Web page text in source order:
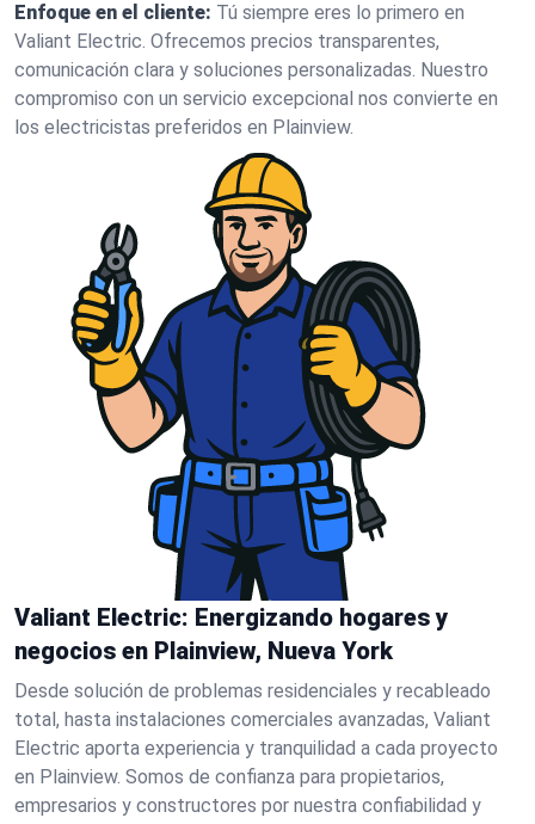
Enfoque en el cliente: Tú siempre eres lo primero en
Valiant Electric. Ofrecemos precios transparentes,
comunicación clara y soluciones personalizadas. Nuestro
compromiso con un servicio excepcional nos convierte en
los electricistas preferidos en Plainview.
Valiant Electric: Energizando hogares y
negocios en Plainview, Nueva York
Desde solución de problemas residenciales y recableado
total, hasta instalaciones comerciales avanzadas, Valiant
Electric aporta experiencia y tranquilidad a cada proyecto
en Plainview. Somos de confianza para propietarios,
empresarios y constructores por nuestra confiabilidad y